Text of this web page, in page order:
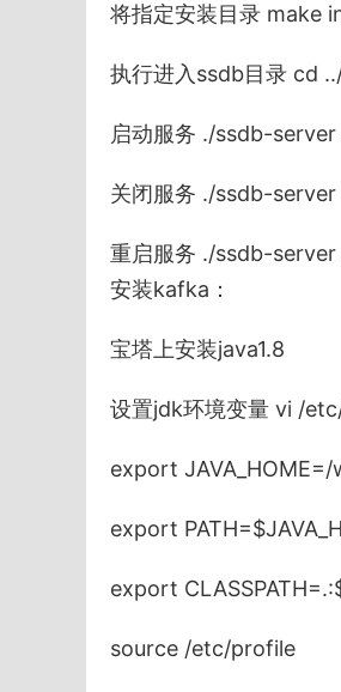
将指定安装目录 make
执行进入ssdb目录 cd
启动服务 ./ssdb-
关闭服务 ./ssdb-
重启服务 ./ssdb-
安装kafka：
宝塔上安装java1.8
设置jdk环境变量 vi /
export
export
export
source /etc/profile